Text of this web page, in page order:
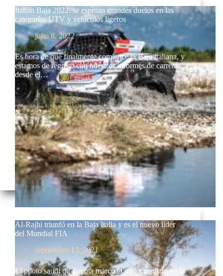
Italian Baja 2022: se esperan grandes duelos en las
categorías UTV y vehículos ligeros
julio 8, 2022
Es hora de que finalmente comience la Baja italiana, y
estamos de regreso con nuestros informes de carrera
desde el…
Al-Rajhi triunfó en la Baja Italia y es el nuevo líder
del Mundial FIA
septiembre 13, 2021
El piloto saudí de Toyota marcó el mejor registro en la